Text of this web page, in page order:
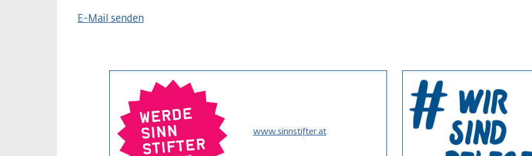
E-Mail senden
www.sinnstifter.at